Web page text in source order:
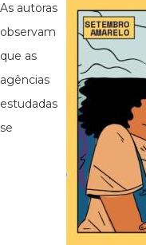
As autoras
observam
que as
agências
estudadas
se